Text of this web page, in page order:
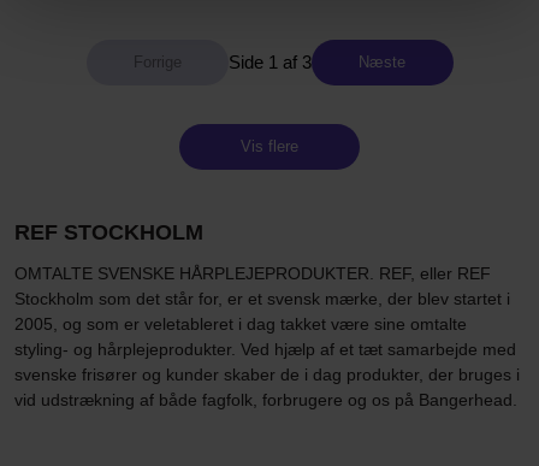
Side 1 af 3 Næste
Vis flere
REF STOCKHOLM
OMTALTE SVENSKE HÅRPLEJEPRODUKTER. REF, eller REF
Stockholm som det står for, er et svensk mærke, der blev startet i
2005, og som er veletableret i dag takket være sine omtalte
styling- og hårplejeprodukter. Ved hjælp af et tæt samarbejde med
svenske frisører og kunder skaber de i dag produkter, der bruges i
vid udstrækning af både fagfolk, forbrugere og os på Bangerhead.